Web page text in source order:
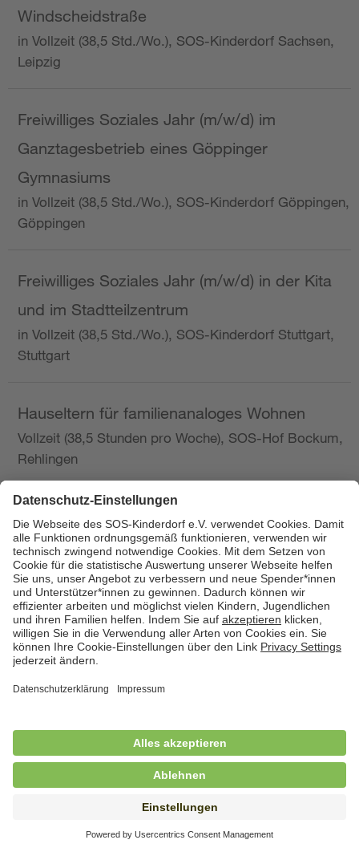
Windscheidstraße
in Vollzeit (38,5 Std./Wo.), SOS-Kinderdorf Sachsen,
Leipzig
Freiwilliges Soziales Jahr (m/w/d) im
Ganztagesbetrieb eines Göppinger
Gymnasiums
in Vollzeit (38,5 Std./Wo.), SOS-Kinderdorf Göppingen,
Göppingen
Freiwilliges Soziales Jahr (m/w/d) in der Kita
und im Stadtteilzentrum
in Vollzeit (38,5 Std./Wo.), SOS-Kinderdorf Stuttgart,
Stuttgart
Hauseltern für familienanaloges Wohnen
Vollzeit (38,5 Stunden pro Woche), SOS-Hof Bockum,
Rehlingen
Hauswirtschafterin / Köchin (m/w/d) als
Ausbilderin (m/w/d) im Bereich
Nahrungszubereitung
in Vollzeit (38,5 Std./Wo.), SOS-Kinderdorf
Saarbrücken, Saarbrücken
Hauswirtschaftskraft (m/w/d)
in unbefristeter Anstellung, Teilzeit (25 Std./Wo.), SOS-